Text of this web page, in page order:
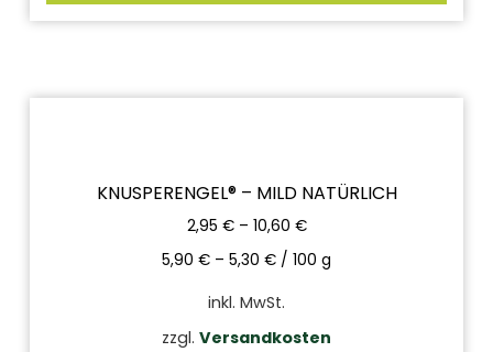
KNUSPERENGEL® – MILD NATÜRLICH
2,95 €– 10,60 €
5,90 € – 5,30 € / 100 g
inkl. MwSt.
zzgl. Versandkosten